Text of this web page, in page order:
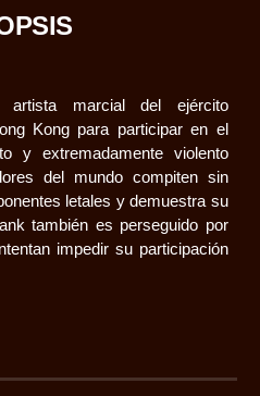
marcial del ejército
Kong para participar en el
y extremadamente violento
del mundo compiten sin
letales y demuestra su
también es perseguido por
impedir su participación